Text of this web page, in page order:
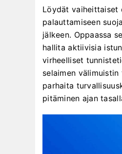
Löydät vaiheittaiset
palauttamiseen
jälkeen. Oppaassa
hallita aktiivisia
virheelliset
selaimen
parhaita
pitäminen ajan